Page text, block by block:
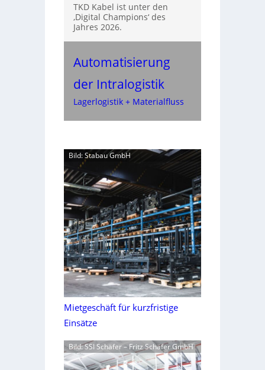
TKD Kabel ist unter den
‚Digital Champions‘ des
Jahres 2026.
Automatisierung
der Intralogistik
Lagerlogistik + Materialfluss
Bild: Stabau GmbH
Mietgeschäft für kurzfristige
Einsätze
Bild: SSI Schäfer – Fritz Schäfer GmbH